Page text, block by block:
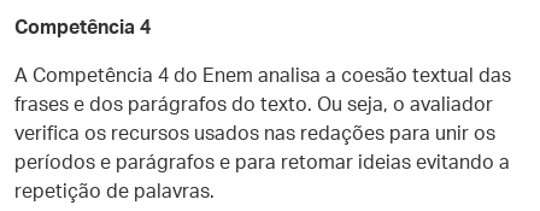
Competência 4
A Competência 4 do Enem analisa a coesão textual das
frases e dos parágrafos do texto. Ou seja, o avaliador
verifica os recursos usados nas redações para unir os
períodos e parágrafos e para retomar ideias evitando a
repetição de palavras.